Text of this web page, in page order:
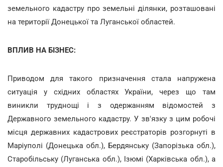
земельного кадастру про земельні ділянки, розташовані
на території Донецької та Луганської областей.
ВПЛИВ НА БІЗНЕС:
Приводом для такого призначення стала напружена
ситуація у східних областях України, через що там
виникли труднощі і з одержанням відомостей з
Державного земельного кадастру. У зв'язку з цим робочі
місця державних кадастрових реєстраторів розгорнуті в
Маріуполі (Донецька обл.), Бердянську (Запорізька обл.),
Старобільську (Луганська обл.), Ізюмі (Харківська обл.), а